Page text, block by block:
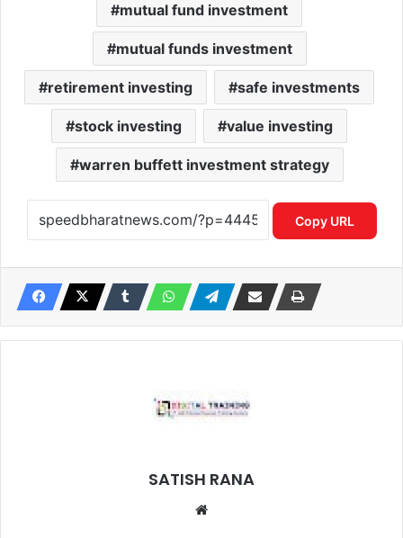
mutual fund investment
mutual funds investment
retirement investing safe investments
stock investing value investing
warren buffett investment strategy
Copy URL
SATISH RANA